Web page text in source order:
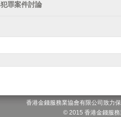
罪案件討論
香港金錢服務業協會有限公司致力
© 2015 香港金錢服